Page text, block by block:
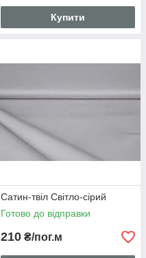
Купити
Сатин-твіл Світло-сірий
Готово до відправки
210 ₴/пог.м